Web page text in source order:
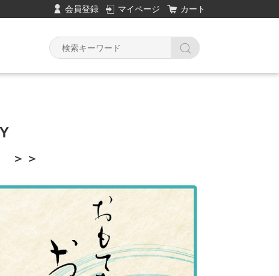
会員登録 マイページ カート
＞＞